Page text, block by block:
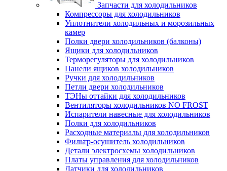
Запчасти для холодильников
Компрессоры для холодильников
Уплотнители холодильных и морозильных
камер
Полки двери холодильников (балконы)
Ящики для холодильников
Терморегуляторы для холодильников
Панели ящиков холодильников
Ручки для холодильников
Петли двери холодильников
ТЭНы оттайки для холодильников
Вентиляторы холодильников NO FROST
Испарители навесные для холодильников
Полки для холодильников
Расходные материалы для холодильников
Фильтр-осушитель холодильников
Детали электросхемы холодильников
Платы управления для холодильников
Датчики для холодильников